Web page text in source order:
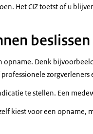
Het CIZ toetst of u
opname. Denk
te stellen. Een
kiest voor een opname,